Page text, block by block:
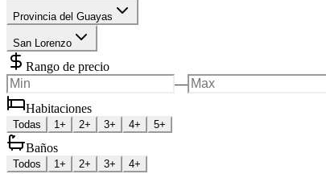
Provincia del Guayas
San Lorenzo
Rango de precio
—
Habitaciones
Todas 1+ 2+ 3+ 4+ 5+
Baños
Todos 1+ 2+ 3+ 4+